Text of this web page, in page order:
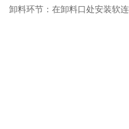
卸料环节：在卸料口处安装软